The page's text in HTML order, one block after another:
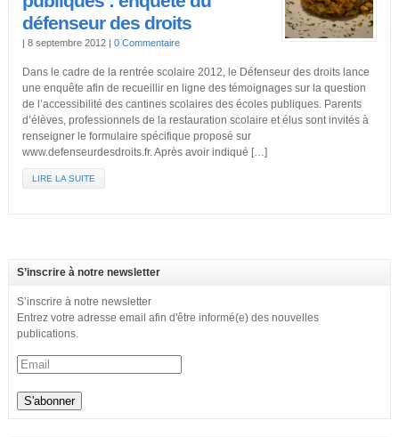
défenseur des droits
| 8 septembre 2012 | 0 Commentaire
Dans le cadre de la rentrée scolaire 2012, le Défenseur des droits lance
une enquête afin de recueillir en ligne des témoignages sur la question
de l’accessibilité des cantines scolaires des écoles publiques. Parents
d’élèves, professionnels de la restauration scolaire et élus sont invités à
renseigner le formulaire spécifique proposé sur
www.defenseurdesdroits.fr. Après avoir indiqué […]
LIRE LA SUITE
S’inscrire à notre newsletter
S’inscrire à notre newsletter
Entrez votre adresse email afin d'être informé(e) des nouvelles
publications.